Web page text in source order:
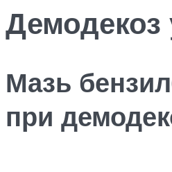
Демодекоз
Мазь
при